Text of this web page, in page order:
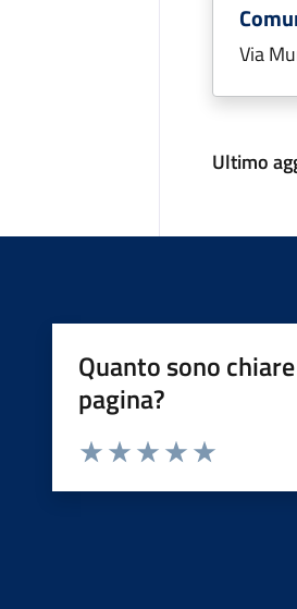
Via
Ultimo
Quanto sono
pagina?